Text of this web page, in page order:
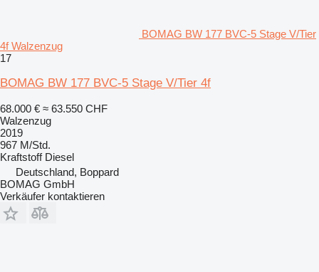
BOMAG BW 177 BVC-5 Stage V/Tier
4f Walzenzug
17
BOMAG BW 177 BVC-5 Stage V/Tier 4f
68.000 € ≈ 63.550 CHF
Walzenzug
2019
967 M/Std.
Kraftstoff Diesel
Deutschland, Boppard
BOMAG GmbH
Verkäufer kontaktieren